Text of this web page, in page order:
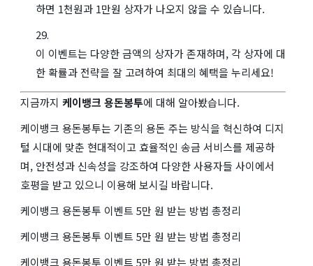
하면 1천원과 1만원 상자가 나오지 않을 수 있습니다.
이 이벤트는 다양한 금액의 상자가 존재하며, 각 상자에 대
한 확률과 전략을 잘 고려하여 최대의 혜택을 누리세요!
지금까지 케이뱅크 용돈봉투에 대해 알아봤습니다.
케이뱅크 용돈봉투는 기존의 용돈 주는 방식을 혁신하여 디지
털 시대에 맞춘 현대적이고 효율적인 송금 서비스를 제공하
며, 안전성과 신속성을 강조하여 다양한 사용자들 사이에서
호평을 받고 있으니 이용해 보시길 바랍니다.
케이뱅크 용돈봉투 이벤트 5만 원 받는 방법 총정리
케이뱅크 용돈봉투 이벤트 5만 원 받는 방법 총정리
케이뱅크 용돈봉투 이벤트 5만 원 받는 방법 총정리